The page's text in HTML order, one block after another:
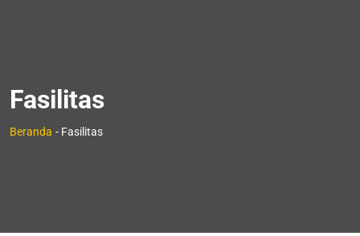
Fasilitas
Beranda - Fasilitas